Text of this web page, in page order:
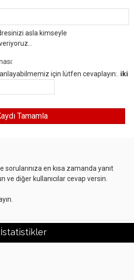
asla kimseyle
için lütfen cevaplayın:. iki
sorularınıza en kısa zamanda yanıt
ve diğer kullanıcılar cevap versin.
İstatistikler